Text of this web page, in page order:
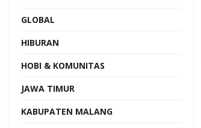
GLOBAL
HIBURAN
HOBI & KOMUNITAS
JAWA TIMUR
KABUPATEN MALANG